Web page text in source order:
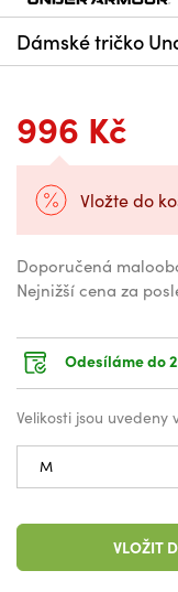
Dámské tričko
996 Kč
Vložte do
Doporučená
Nejnižší cena za
Odesíláme do
Velikosti jsou uvedeny
VLOŽIT